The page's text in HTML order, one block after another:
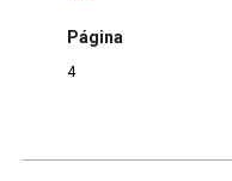
Página
4